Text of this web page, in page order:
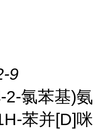
9
2-氯苯基)氨
苯并[D]咪